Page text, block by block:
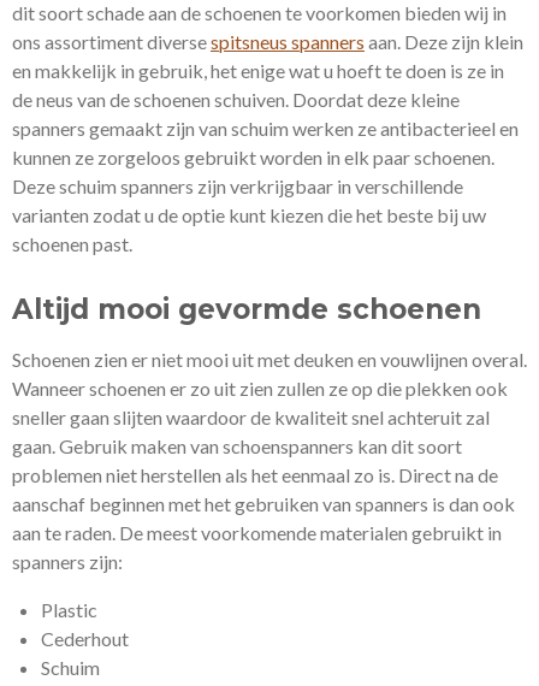
dit soort schade aan de schoenen te voorkomen bieden wij in
ons assortiment diversespitsneus spanners aan. Deze zijn klein
en makkelijk in gebruik, het enige wat u hoeft te doen is ze in
de neus van de schoenen schuiven. Doordat deze kleine
spanners gemaakt zijn van schuim werken ze antibacterieel en
kunnen ze zorgeloos gebruikt worden in elk paar schoenen.
Deze schuim spanners zijn verkrijgbaar in verschillende
varianten zodat u de optie kunt kiezen die het beste bij uw
schoenen past.
Altijd mooi gevormde schoenen
Schoenen zien er niet mooi uit met deuken en vouwlijnen overal.
Wanneer schoenen er zo uit zien zullen ze op die plekken ook
sneller gaan slijten waardoor de kwaliteit snel achteruit zal
gaan. Gebruik maken van schoenspanners kan dit soort
problemen niet herstellen als het eenmaal zo is. Direct na de
aanschaf beginnen met het gebruiken van spanners is dan ook
aan te raden. De meest voorkomende materialen gebruikt in
spanners zijn:
Plastic
Cederhout
Schuim